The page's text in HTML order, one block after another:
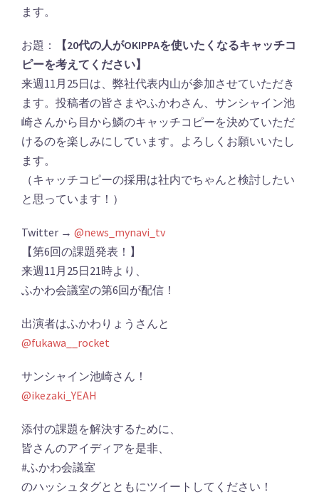
ます。
お題：
【20代の人がOKIPPAを使いたくなるキャッチコ
ピーを考えてください】
来週11月25日は、弊社代表内山が参加させていただき
ます。投稿者の皆さまやふかわさん、サンシャイン池
崎さんから目から鱗のキャッチコピーを決めていただ
けるのを楽しみにしています。よろしくお願いいたし
ます。
（キャッチコピーの採用は社内でちゃんと検討したい
と思っています！）
Twitter → @news_mynavi_tv
【第6回の課題発表！】
来週11月25日21時より、
ふかわ会議室の第6回が配信！
出演者はふかわりょうさんと
@fukawa__rocket
サンシャイン池崎さん！
@ikezaki_YEAH
添付の課題を解決するために、
皆さんのアイディアを是非、
#ふかわ会議室
のハッシュタグとともにツイートしてください！